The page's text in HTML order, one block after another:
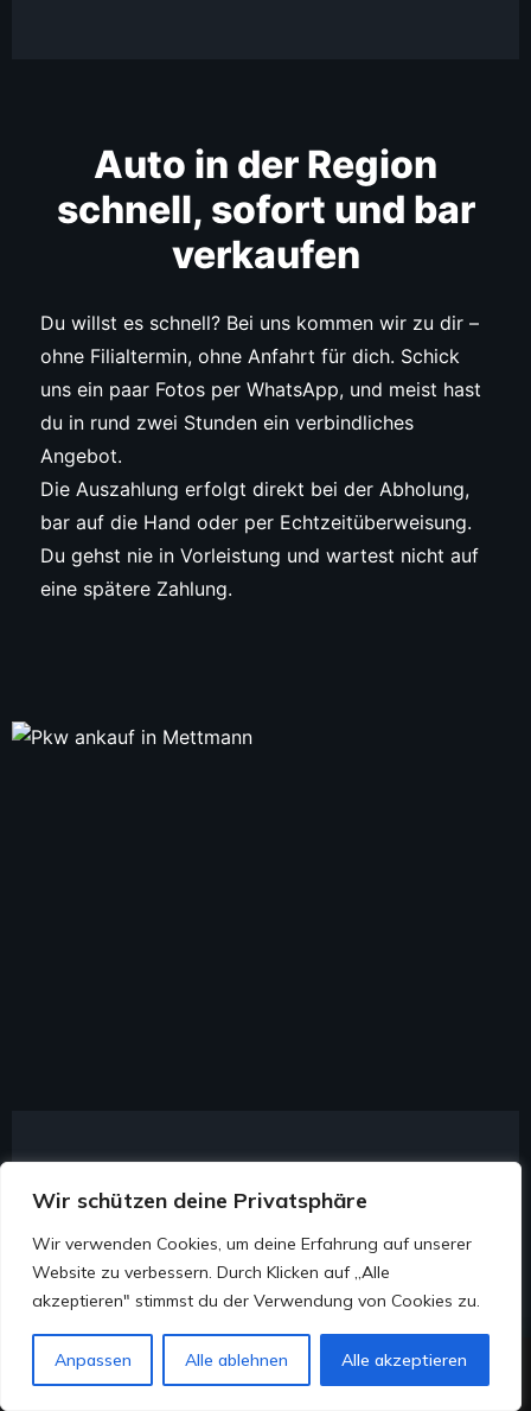
Wir schützen deine Privatsphäre
Wir verwenden Cookies, um deine Erfahrung auf unserer
Website zu verbessern. Durch Klicken auf „Alle
akzeptieren" stimmst du der Verwendung von Cookies zu.
Anpassen Alle ablehnen Alle akzeptieren
Auto in der Region
schnell, sofort und bar
verkaufen
Du willst es schnell? Bei uns kommen wir zu dir –
ohne Filialtermin, ohne Anfahrt für dich. Schick
uns ein paar Fotos per WhatsApp, und meist hast
du in rund zwei Stunden ein verbindliches
Angebot.
Die Auszahlung erfolgt direkt bei der Abholung,
bar auf die Hand oder per Echtzeitüberweisung.
Du gehst nie in Vorleistung und wartest nicht auf
eine spätere Zahlung.
Faire Preise statt
Standard-Kalkulation
Weil wir direkt ankaufen und nichts vermitteln,
bleibt mehr für dich übrig: kein Zwischenhändler,
Jetzt Chatten
Anfrage senden WhatsApp